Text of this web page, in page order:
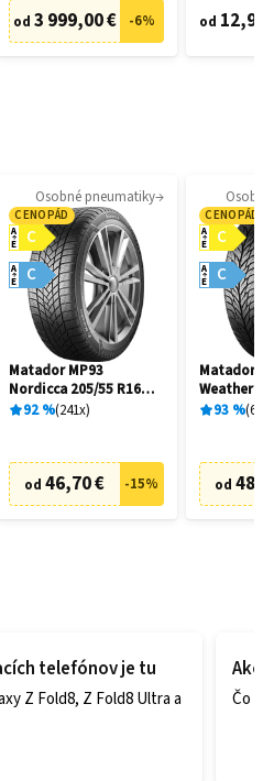
od 3 999,00 € -6% od 12,95
Osobné pneumatiky
CENOPÁD
C
A
E
C
A
E
Matador MP93
Nordicca 205/55 R16
91H
92% 241x
od 46,70 € -15%
CENOPÁD
C
A
E
C
A
E
Matador
Weather
R16 91H
93% 69
od
telefónov je tu
Z Fold8, Z Fold8 Ultra a
Ako
Čo